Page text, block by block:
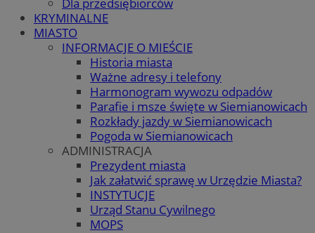
KRYMINALNE
MIASTO
INFORMACJE O MIEŚCIE
Historia miasta
Ważne adresy i telefony
Harmonogram wywozu odpadów
Parafie i msze święte w Siemianowicach
Rozkłady jazdy w Siemianowicach
Pogoda w Siemianowicach
ADMINISTRACJA
Prezydent miasta
Jak załatwić sprawę w Urzędzie Miasta?
INSTYTUCJE
Urząd Stanu Cywilnego
MOPS